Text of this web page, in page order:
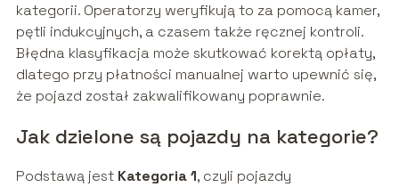
kategorii. Operatorzy weryfikują to za pomocą kamer,
pętli indukcyjnych, a czasem także ręcznej kontroli.
Błędna klasyfikacja może skutkować korektą opłaty,
dlatego przy płatności manualnej warto upewnić się,
że pojazd został zakwalifikowany poprawnie.
Jak dzielone są pojazdy na kategorie?
Podstawą jest Kategoria 1, czyli pojazdy